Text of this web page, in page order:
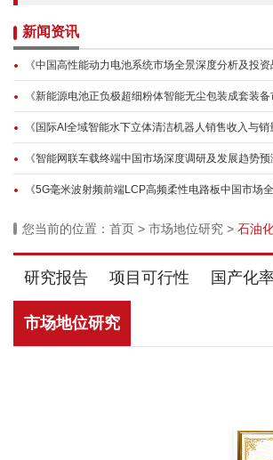
新闻资讯
《中国高性能动力电池系统市场全景深度分析及投
《新能源电池正负极超细粉体智能无尘包装成套装
《国际AI全域智能水下立体清洁机器人销售收入与
《智能网联车载终端中国市场深度调研及发展趋势预
《5G毫米波射频前端LCP高频柔性电路板中国市场
您当前的位置： 首页 > 市场地位研究 > 石油
研究报告 项目可行性 国产化
市场地位研究